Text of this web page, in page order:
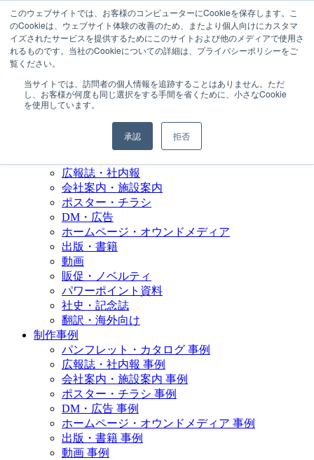
このウェブサイトでは、お客様のコンピューターにCookieを保存します。こ
のCookieは、ウェブサイト体験の改善のため、またより個人向けにカスタマ
イズされたサービスを提供するためにこのサイトおよび他のメディアで使用さ
れるものです。当社のCookieについての詳細は、プライバシーポリシーをご
覧ください。
当サイトでは、訪問者の個人情報を追跡することはありません。ただ
し、お客様が何度も同じ選択をする手間を省くために、小さなCookie
を使用しています。
承認 拒否
MENU
会社情報
会社概要
広報誌・社内報
会社案内・施設案内
ポスター・チラシ
DM・広告
ホームページ・オウンドメディア
出版・書籍
動画
販促・ノベルティ
パワーポイント資料
社史・記念誌
翻訳・海外向け
制作事例
パンフレット・カタログ 事例
広報誌・社内報 事例
会社案内・施設案内 事例
ポスター・チラシ 事例
DM・広告 事例
ホームページ・オウンドメディア 事例
出版・書籍 事例
動画 事例